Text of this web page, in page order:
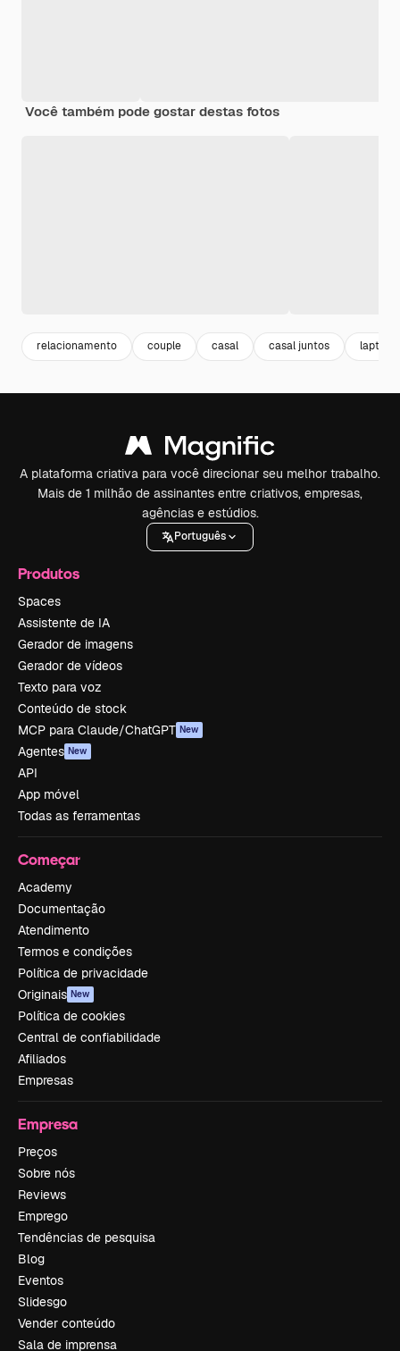
Você também pode gostar destas fotos
relacionamento couple casal casal juntos laptop
A plataforma criativa para você direcionar seu melhor trabalho.
Mais de 1 milhão de assinantes entre criativos, empresas,
agências e estúdios.
Português
Produtos
Spaces
Assistente de IA
Gerador de imagens
Gerador de vídeos
Texto para voz
Conteúdo de stock
MCP para Claude/ChatGPT New
Agentes New
API
App móvel
Todas as ferramentas
Começar
Academy
Documentação
Atendimento
Termos e condições
Política de privacidade
Originais New
Política de cookies
Central de confiabilidade
Afiliados
Empresas
Empresa
Preços
Sobre nós
Reviews
Emprego
Tendências de pesquisa
Blog
Eventos
Slidesgo
Vender conteúdo
Sala de imprensa